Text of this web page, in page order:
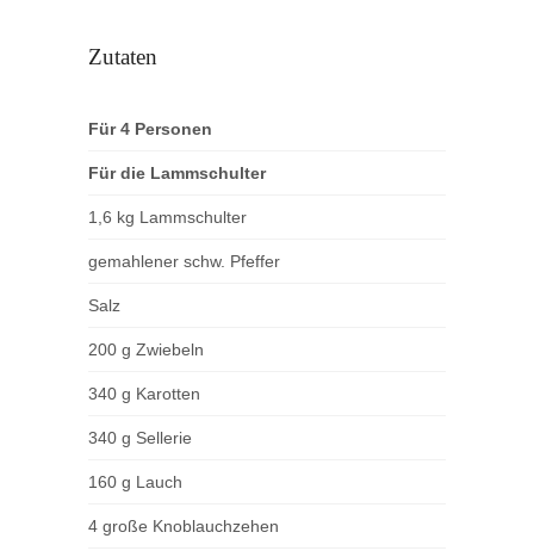
Zutaten
Für 4 Personen
Für die Lammschulter
1,6 kg Lammschulter
gemahlener schw. Pfeffer
Salz
200 g Zwiebeln
340 g Karotten
340 g Sellerie
160 g Lauch
4 große Knoblauchzehen